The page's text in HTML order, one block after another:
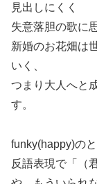
見出しにくく
失意落胆の歌に
新婚のお花畑は
いく、
つまり大人へと
す。
funky(happy)の
反語表現で「（